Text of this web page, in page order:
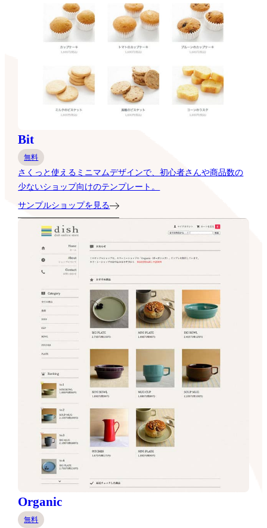
Bit
無料
さくっと使えるミニマムデザインで、初心者さんや商品数の
少ないショップ向けのテンプレート。
サンプルショップを見る
Organic
無料